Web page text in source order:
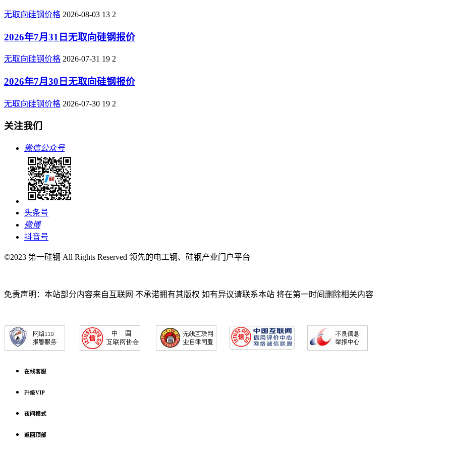
无取向硅钢价格 2026-08-03 13 2
2026年7月31日无取向硅钢报价
无取向硅钢价格 2026-07-31 19 2
2026年7月30日无取向硅钢报价
无取向硅钢价格 2026-07-30 19 2
关注我们
微信公众号
头条号
微博
抖音号
©2023 第一硅钢 All Rights Reserved 领先的电工钢、硅钢产业门户平台
免责声明：本站部分内容来自互联网 不承诺拥有其版权 如有异议请联系本站 将在第一时间删除相关内容
在线客服
升级VIP
夜间模式
返回顶部